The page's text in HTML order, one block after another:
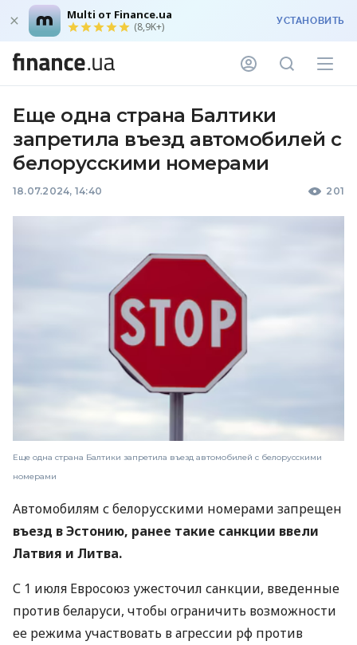
Multi от Finance.ua
(8,9K+) УСТАНОВИТЬ
Еще одна страна Балтики
запретила въезд автомобилей с
белорусскими номерами
18.07.2024, 14:40 201
Еще одна страна Балтики запретила въезд автомобилей с белорусскими
номерами
Автомобилям с белорусскими номерами запрещен
въезд в Эстонию, ранее такие санкции ввели
Латвия и Литва.
С 1 июля Евросоюз ужесточил санкции, введенные
против беларуси, чтобы ограничить возможности
ее режима участвовать в агрессии рф против